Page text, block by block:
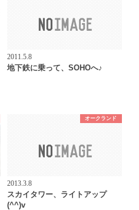
2011.5.8
地下鉄に乗って、SOHOへ♪
オークランド
2013.3.8
スカイタワー、ライトアップ
(^^)v